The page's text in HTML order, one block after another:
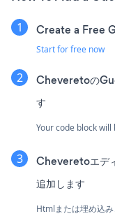
Create a Free
Start for free now
Cheveretoの
す
Your code block
Cheveretoエデ
追加します
Htmlまたは埋め込